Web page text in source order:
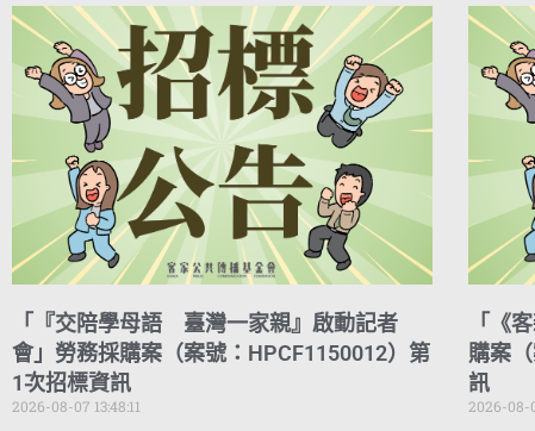
「『交陪學母語 臺灣一家親』啟動記者
會」勞務採購案（案號：HPCF1150012）第
1次招標資訊
2026-08-07 13:48:11
「《
購案
訊
2026-08-